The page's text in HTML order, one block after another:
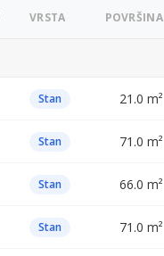
VRSTA POVRŠINA
Stan 21.0 m²
Stan 71.0 m²
Stan 66.0 m²
Stan 71.0 m²